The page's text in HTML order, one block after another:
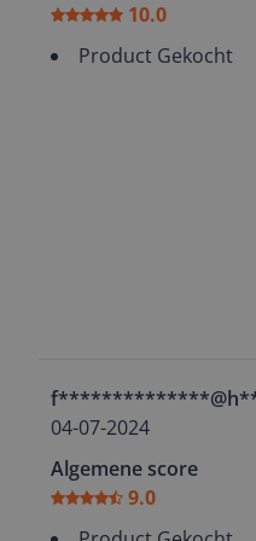
10.0
Product Gekocht
04-07-2024
Algemene score
9.0